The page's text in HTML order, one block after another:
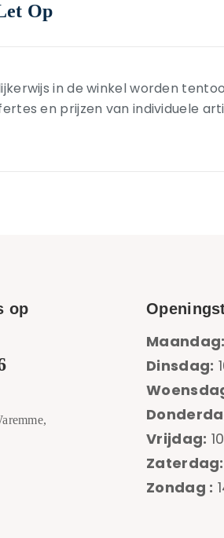
Op
in de winkel worden
en prijzen van individuele
op
Maandag:
Dinsdag:
Vrijdag:
Zaterdag:
Zondag :